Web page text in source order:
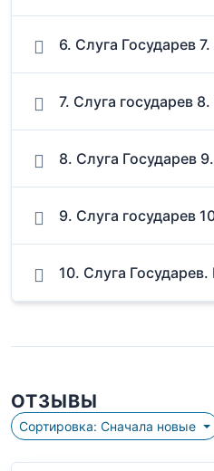
6. Слуга Государев
7. Слуга государев
8. Слуга Государев
9. Слуга государев
10. Слуга Государев.
ОТЗЫВЫ
Сортировка: Сначала новые